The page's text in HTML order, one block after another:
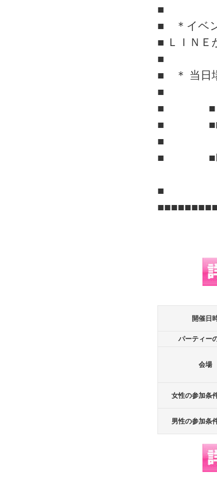
■
■ ＊イベ
■ ＬＩＮＥ
■
■ ＊ 当日
■
■ ■ 連
■
■
■
■
開催日
パーティー
会場
女性の参加条
男性の参加条